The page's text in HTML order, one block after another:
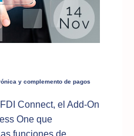
y complemento de pagos
Connect, el Add-On
One que
funciones de